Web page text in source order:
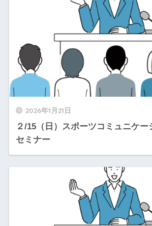
2026年1月21日
２/15（日）スポーツコミュニケ
セミナー